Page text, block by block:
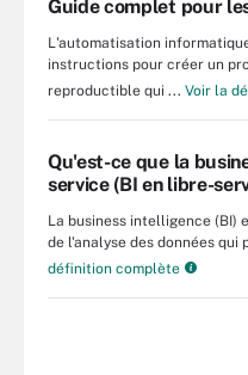
Guide complet pour
L'automatisation
instructions pour créer un
reproductible qui ... Voir la
Qu'est-ce que la
service (BI en libre-
La business intelligence (BI)
de l'analyse des données
définition complète